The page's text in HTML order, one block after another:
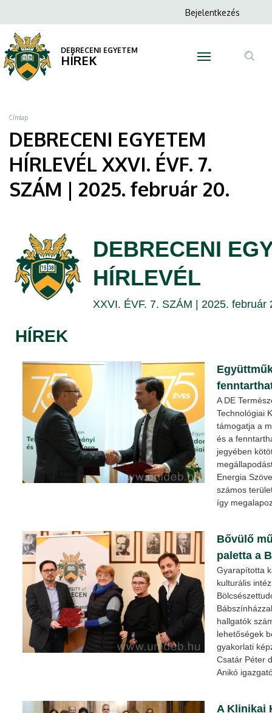
EGYETEM
HÍRLEVÉL
XXVI.
ÉVF.
7.
SZÁM
február
20.
DEBRECENI
EGYETEM
a
tartalomra
Anonim
menüje
Bejelentkezés
DEBRECENI EGYETEM
HÍREK
Morzsa
Címlap
DEBRECENI EGYETEM
HÍRLEVÉL XXVI. ÉVF. 7.
SZÁM | 2025. február 20.
DEBRECENI
HÍRLEVÉL
XXVI. ÉVF. 7. SZÁM | 2025. február
HÍREK
A DE
Technológiai
támogatja a
és a
jegyében
Energia
számos
így
Bővülő
paletta a
Gyarapította
kulturális
hallgatók
lehetőségek
gyakorlati
Csatár Péter
Anikó
A Klinikai